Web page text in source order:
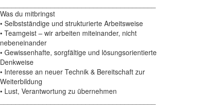
Was du mitbringst
• Selbstständige und strukturierte Arbeitsweise
• Teamgeist – wir arbeiten miteinander, nicht
nebeneinander
• Gewissenhafte, sorgfältige und lösungsorientierte
Denkweise
• Interesse an neuer Technik & Bereitschaft zur
Weiterbildung
• Lust, Verantwortung zu übernehmen